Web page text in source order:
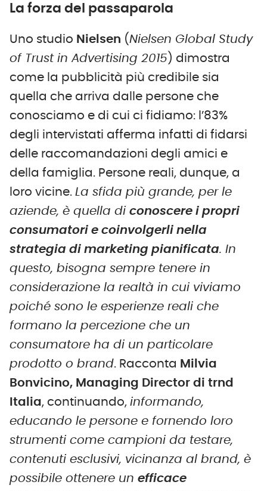
La forza del passaparola
Uno studio Nielsen (Nielsen Global Study
of Trust in Advertising 2015 ) dimostra
come la pubblicità più credibile sia
quella che arriva dalle persone che
conosciamo e di cui ci fidiamo: l’83%
degli intervistati afferma infatti di fidarsi
delle raccomandazioni degli amici e
della famiglia. Persone reali, dunque, a
loro vicine. La sfida più grande, per le
aziende, è quella di conoscere i propri
consumatori e coinvolgerli nella
strategia di marketing pianificata. In
questo, bisogna sempre tenere in
considerazione la realtà in cui viviamo
poiché sono le esperienze reali che
formano la percezione che un
consumatore ha di un particolare
prodotto o brand. Racconta Milvia
Bonvicino, Managing Director di trnd
Italia, continuando, informando,
educando le persone e fornendo loro
strumenti come campioni da testare,
contenuti esclusivi, vicinanza al brand, è
possibile ottenere un efficace